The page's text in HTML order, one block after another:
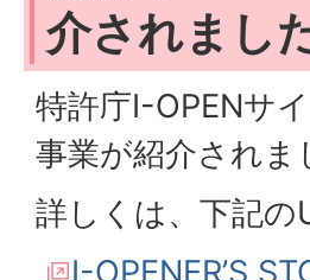
介されまし
特許庁I-OPENサ
事業が紹介されま
詳しくは、下記の